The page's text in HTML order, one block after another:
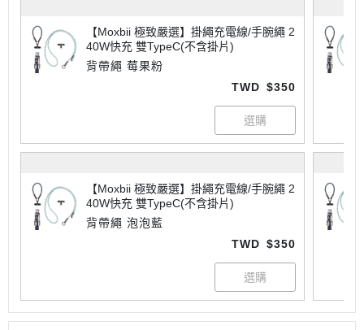
【Moxbii 極致嚴選】掛繩充電線/手腕繩 2
40W快充 雙TypeC(不含掛片)
背帶繩 莓果粉
TWD $350
【Moxbii 極致嚴選】掛繩充電線/手腕繩 2
40W快充 雙TypeC(不含掛片)
背帶繩 泡泡藍
TWD $350